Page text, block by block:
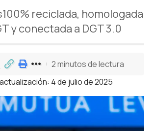
reciclada, homologada
y conectada a DGT 3.0
4 de julio de 2025
2 minutos de lectura